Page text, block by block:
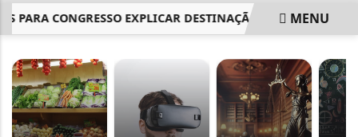
CONGRESSO EXPLICAR DESTINAÇÃO DE EMENDAS
MENU